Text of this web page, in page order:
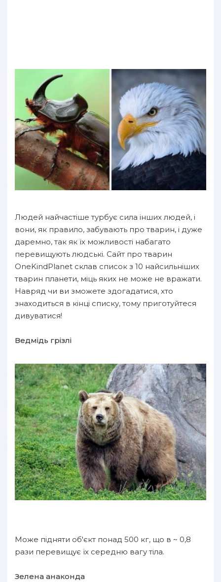
Людей найчастіше турбує сила інших людей, і
вони, як правило, забувають про тварин, і дуже
даремно, так як їх можливості набагато
перевищують людські. Сайт про тварин
OneKindPlanet склав список з 10 найсильніших
тварин планети, міць яких не може не вражати.
Навряд чи ви зможете здогадатися, хто
знаходиться в кінці списку, тому приготуйтеся
дивуватися!
Ведмідь грізлі
Може підняти об'єкт понад 500 кг, що в ~ 0,8
рази перевищує їх середню вагу тіла.
Зелена анаконда